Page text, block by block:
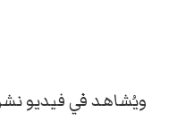
ويُشاهد في فيديو